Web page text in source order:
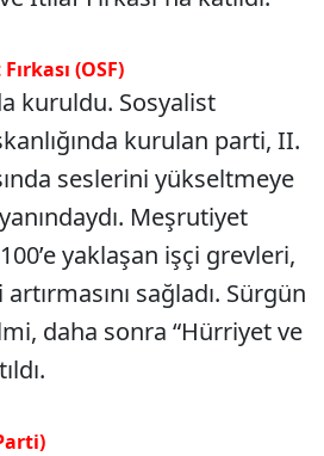
(OSF)
kuruldu. Sosyalist
kurulan parti, II.
seslerini yükseltmeye
Meşrutiyet
yaklaşan işçi grevleri,
sağladı. Sürgün
daha sonra “Hürriyet ve